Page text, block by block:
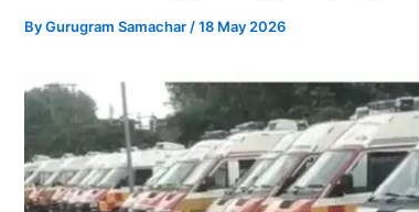
ByGurugram Samachar /18 May 2026